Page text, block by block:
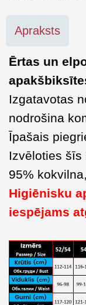
Apraksts
Ērtas un
Izgatavotas
nodrošina
Īpašais
Izvēloties
95%
Higiēnisku
iespējams